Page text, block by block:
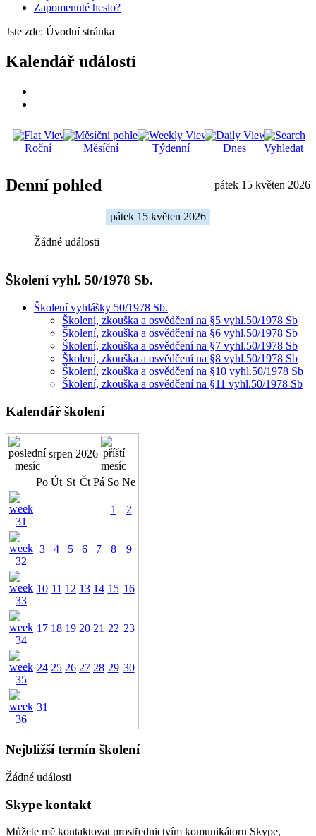
Zapomenuté heslo?
Jste zde: Úvodní stránka
Kalendář událostí
Roční Měsíční Týdenní Dnes Vyhledat
Denní pohled pátek 15 květen 2026
pátek 15 květen 2026
Žádné události
Školení vyhl. 50/1978 Sb.
Školení vyhlášky 50/1978 Sb.
Školení, zkouška a osvědčení na §5 vyhl.50/1978 Sb
Školení, zkouška a osvědčení na §6 vyhl.50/1978 Sb
Školení, zkouška a osvědčení na §7 vyhl.50/1978 Sb
Školení, zkouška a osvědčení na §8 vyhl.50/1978 Sb
Školení, zkouška a osvědčení na §10 vyhl.50/1978 Sb
Školení, zkouška a osvědčení na §11 vyhl.50/1978 Sb
Kalendář školení
srpen 2026
Po Út St Čt Pá So Ne
1 2
3 4 5 6 7 8 9
10 11 12 13 14 15 16
17 18 19 20 21 22 23
24 25 26 27 28 29 30
31
Nejbližší termín školení
Žádné události
Skype kontakt
Můžete mě kontaktovat prostřednictvím komunikátoru Skype,